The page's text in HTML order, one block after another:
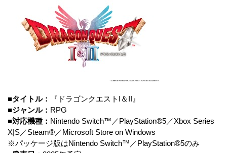
■タイトル：
『ドラゴンクエストI＆II』
■ジャンル： RPG
■対応機種： Nintendo Switch™／PlayStation®5／Xbox Series
X|S／Steam®／Microsoft Store on Windows
※パッケージ版はNintendo Switch™／PlayStation®5のみ